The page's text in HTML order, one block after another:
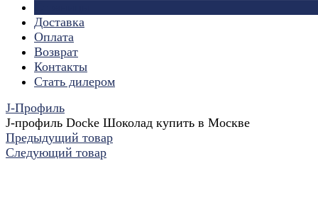
Доставка
Оплата
Возврат
Контакты
Стать дилером
J-Профиль
J-профиль Docke Шоколад купить в Москве
Предыдущий товар
Следующий товар